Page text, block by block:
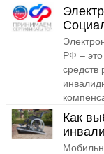
РФ – это
средств
Как